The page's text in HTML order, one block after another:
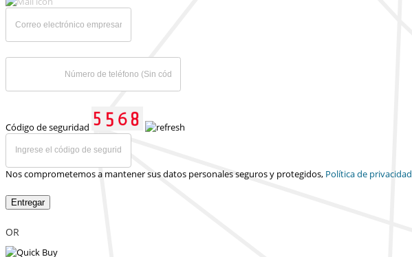
Código de seguridad
Nos comprometemos a mantener sus datos personales seguros y protegidos, Política de privacidad
Entregar
OR